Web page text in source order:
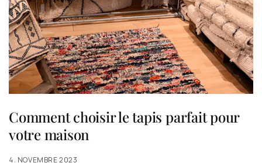
Comment choisir le tapis parfait pour
votre maison
4. NOVEMBRE 2023